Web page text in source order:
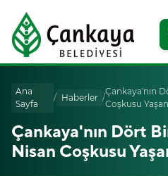
Ana
Sayfa
/ Haberler /
Çankaya'nın
Coşkusu
Çankaya'nın Dört
Nisan Coşkusu